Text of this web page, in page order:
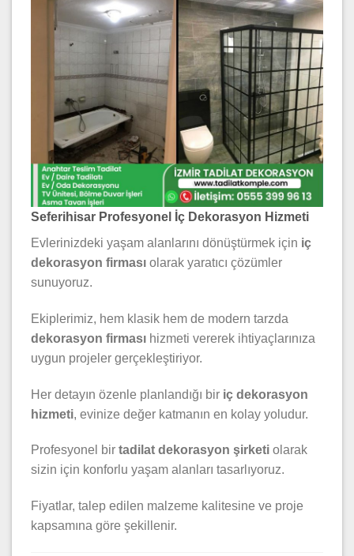
Seferihisar Profesyonel İç Dekorasyon Hizmeti
Evlerinizdeki yaşam alanlarını dönüştürmek için iç
dekorasyon firması olarak yaratıcı çözümler
sunuyoruz.
Ekiplerimiz, hem klasik hem de modern tarzda
dekorasyon firması hizmeti vererek ihtiyaçlarınıza
uygun projeler gerçekleştiriyor.
Her detayın özenle planlandığı bir iç dekorasyon
hizmeti, evinize değer katmanın en kolay yoludur.
Profesyonel bir tadilat dekorasyon şirketi olarak
sizin için konforlu yaşam alanları tasarlıyoruz.
Fiyatlar, talep edilen malzeme kalitesine ve proje
kapsamına göre şekillenir.